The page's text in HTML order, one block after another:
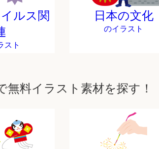
ルス関
スト
日本の文化
のイラスト
無料イラスト素材を探す！